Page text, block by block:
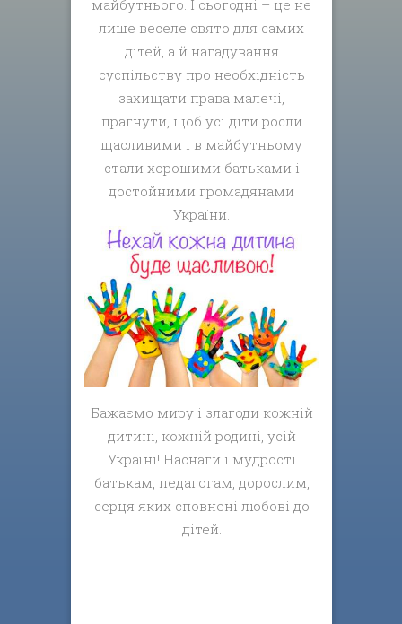
майбутнього. І сьогодні – це не
лише веселе свято для самих
дітей, а й нагадування
суспільству про необхідність
захищати права малечі,
прагнути, щоб усі діти росли
щасливими і в майбутньому
стали хорошими батьками і
достойними громадянами
України.
Бажаємо миру і злагоди кожній
дитині, кожній родині, усій
Україні! Наснаги і мудрості
батькам, педагогам, дорослим,
серця яких сповнені любові до
дітей.